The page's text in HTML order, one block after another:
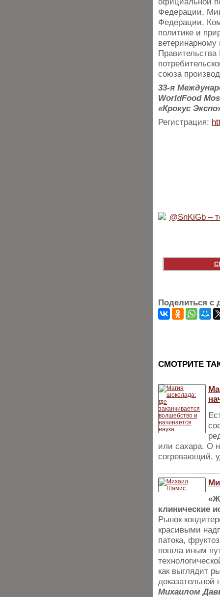
Федерации,
Федерации,
политике и
союза
33-я
WorldFood
«Крокус
Регистрация:
Поделиться с
CМОТРИТЕ
или сахара. О
согревающий,
клинические
Рынок
красивыми
патока,
пошла иным
как выглядит
Михаилом